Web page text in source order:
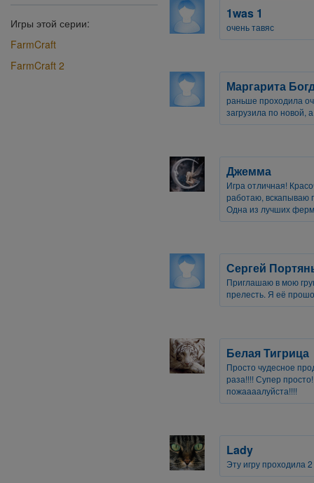
Игры этой серии:
FarmCraft
FarmCraft 2
1was 1
очень тавяс
Маргарита
раньше проходила
загрузила по новой,
Джемма
Игра отличная!
работаю, вскапываю
Одна из лучших
Сергей
Приглашаю в мою
прелесть. Я её
Белая Тигрица
Просто чудесное
раза!!!! Супер
пожаааалуйста!!!!
Lady
Эту игру проходила